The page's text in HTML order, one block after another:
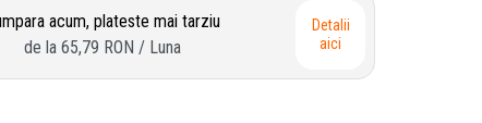
acum, plateste mai tarziu
de la 65,79 RON / Luna
Detalii
aici